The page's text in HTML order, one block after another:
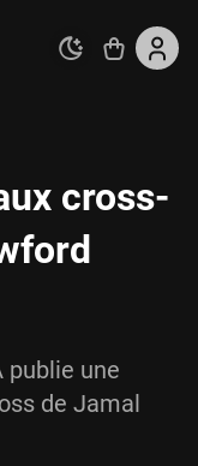
cross-
publie une
de Jamal